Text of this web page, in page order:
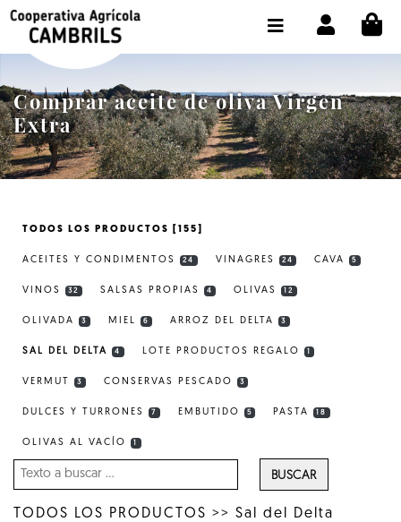
Comprar aceite de oliva Virgen
Extra
TODOS LOS PRODUCTOS [155]
ACEITES Y CONDIMENTOS 24 VINAGRES 24 CAVA 5
VINOS 32 SALSAS PROPIAS 4 OLIVAS 12
OLIVADA 3 MIEL 6 ARROZ DEL DELTA 3
SAL DEL DELTA 4 LOTE PRODUCTOS REGALO
VERMUT 3 CONSERVAS PESCADO 3
DULCES Y TURRONES 7 EMBUTIDO 5 PASTA 18
OLIVAS AL VACÍO
BUSCAR
TODOS LOS PRODUCTOS >> Sal del Delta
TIENDA COMPRA ONLINE
OLEOTOUR
PRODUCTOS
NUESTRO ACEITE
SELECCIONAR IDIOMA :